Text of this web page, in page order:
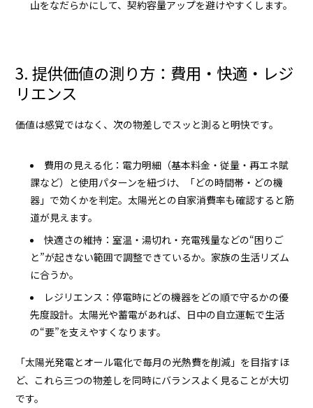
山をなだらかにして、契約容量アップを避けやすくします。
3. 提供価値の測り方：費用・快適・レジ
リエンス
価値は感覚ではなく、次の物差しでスッと測ると明快です。
費用の見える化：電力明細（基本料金・従量・再エネ賦
課など）と使用パターンを紐づけ、「どの時間帯・どの機
器」で効くかを判定。太陽光との自家消費率も確認すると筋
道が見えます。
快適さの維持：室温・湯切れ・充電残量などの“困りご
と”が起きない範囲で調整できているか。家族の生活リズム
に合うか。
レジリエンス：停電時にどの機器をどの順で守るかの優
先度設計。太陽光や蓄電があれば、日中の自立運転で生活
の“要”を支えやすくなります。
「太陽光発電とオール電化で毎月の光熱費を削減」を目指すほ
ど、これら三つの物差しを同時にバランスよく見ることが大切
です。